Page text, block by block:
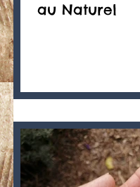
au Naturel